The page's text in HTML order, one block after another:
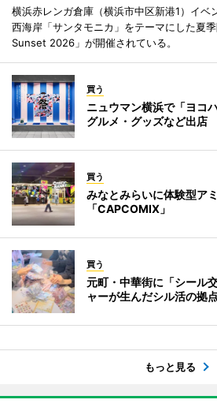
横浜赤レンガ倉庫（横浜市中区新港1）イベ
西海岸「サンタモニカ」をテーマにした夏
Sunset 2026」が開催されている。
買う
ニュウマン横浜で「ヨコ
グルメ・グッズなど出店
買う
みなとみらいに体験型ア
「CAPCOMIX」
買う
元町・中華街に「シール
ャーが生んだシル活の拠
もっと見る